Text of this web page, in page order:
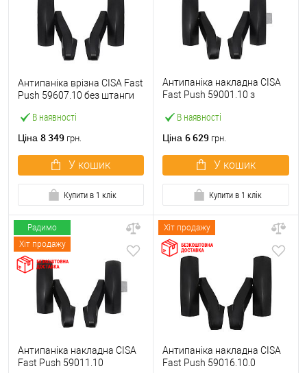
В наявності
Антипаніка врізна CISA Fast
Push 59607.10 без штанги
Ціна 8 349 грн.
У кошик
Купити в 1 клік
В наявності
Антипаніка накладна CISA
Fast Push 59001.10 з
Ціна 6 629 грн.
У кошик
Купити в 1 клік
Радимо
Хіт продажу
Антипаніка накладна CISA
Fast Push 59011.10
Хіт продажу
Антипаніка накладна CISA
Fast Push 59016.10.0